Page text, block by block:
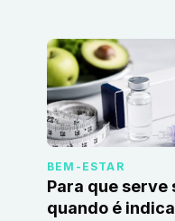
BEM-ESTAR
Para que
quando é